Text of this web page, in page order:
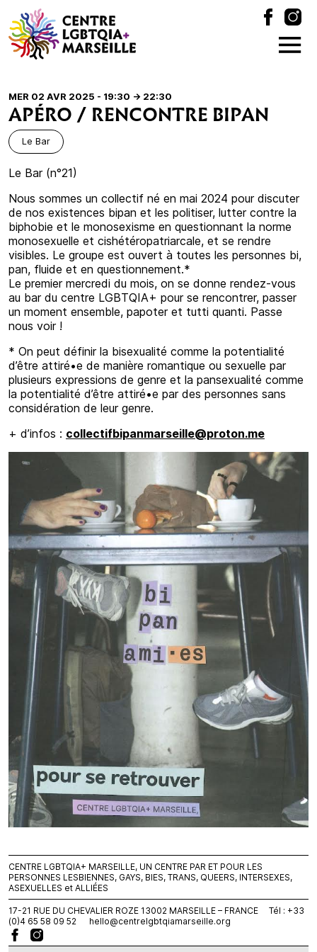
MER 02 AVR 2025 - 19:30 -> 22:30
APÉRO / RENCONTRE BIPAN
Le Bar
Le Bar (n°21)
Nous sommes un collectif né en mai 2024 pour discuter
de nos existences bipan et les politiser, lutter contre la
biphobie et le monosexisme en questionnant la norme
monosexuelle et cishétéropatriarcale, et se rendre
visibles. Le groupe est ouvert à toutes les personnes bi,
pan, fluide et en questionnement.*
Le premier mercredi du mois, on se donne rendez-vous
au bar du centre LGBTQIA+ pour se rencontrer, passer
un moment ensemble, papoter et tutti quanti. Passe
nous voir !
* On peut définir la bisexualité comme la potentialité
d’être attiré•e de manière romantique ou sexuelle par
plusieurs expressions de genre et la pansexualité comme
la potentialité d’être attiré•e par des personnes sans
considération de leur genre.
+ d’infos : collectifbipanmarseille@proton.me
CENTRE LGBTQIA+ MARSEILLE, UN CENTRE PAR ET POUR LES
PERSONNES LESBIENNES, GAYS, BIES, TRANS, QUEERS, INTERSEXES,
ASEXUELLES et ALLIÉES
17-21 RUE DU CHEVALIER ROZE 13002 MARSEILLE – FRANCE Tél : +33
(0)4 65 58 09 52
hello@centrelgbtqiamarseille.org